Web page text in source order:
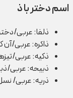
اسم دختر با ذ
ذلفا: عربی/
ذاکره: عربی/
ذکیه: عربی/
ذبیحه: عربی/
ذریه: عربی/